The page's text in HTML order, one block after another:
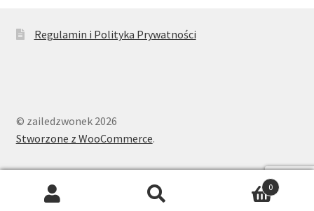
Regulamin i Polityka Prywatności
© zailedzwonek 2026
Stworzone z WooCommerce.
0